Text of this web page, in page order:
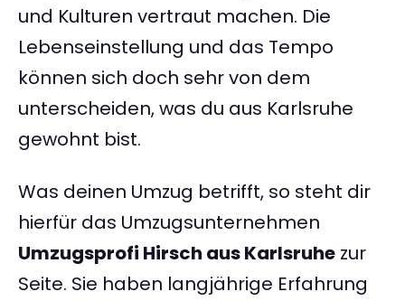
und Kulturen vertraut machen. Die
Lebenseinstellung und das Tempo
können sich doch sehr von dem
unterscheiden, was du aus Karlsruhe
gewohnt bist.
Was deinen Umzug betrifft, so steht dir
hierfür das Umzugsunternehmen
Umzugsprofi Hirsch aus Karlsruhe zur
Seite. Sie haben langjährige Erfahrung